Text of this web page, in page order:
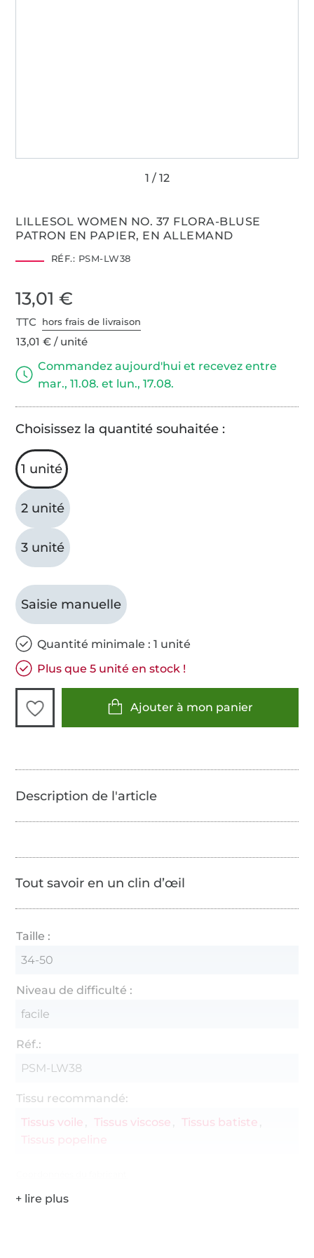
LILLESOL WOMEN NO. 37 FLORA-BLUSE
PATRON EN PAPIER, EN ALLEMAND
RÉF.: PSM-LW38
13,01 €
TTC hors frais de livraison
13,01 € / unité
Commandez aujourd'hui et recevez entre
mar., 11.08. et lun., 17.08.
Choisissez la quantité souhaitée :
1 unité
2 unité
3 unité
Saisie manuelle
Quantité minimale : 1 unité
Plus que 5 unité en stock !
Ajouter à mon panier
Tout savoir en un clin d’œil
Taille :
34-50
Niveau de difficulté :
facile
Réf.:
PSM-LW38
Tissu recommandé:
Tissus voile
Tissus viscose
Tissus batiste
Tissus popeline